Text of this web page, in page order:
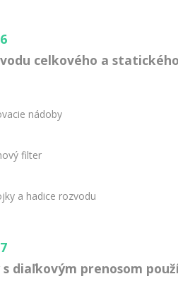
celkového a
nádoby
filter
a hadice rozvodu
s diaľkovým prenosom